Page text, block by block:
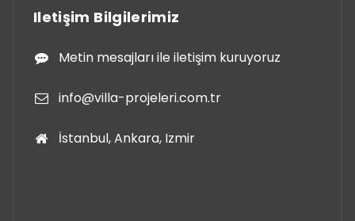
Iletişim Bilgilerimiz
Metin mesajları ile iletişim kuruyoruz
info@villa-projeleri.com.tr
İstanbul, Ankara, Izmir